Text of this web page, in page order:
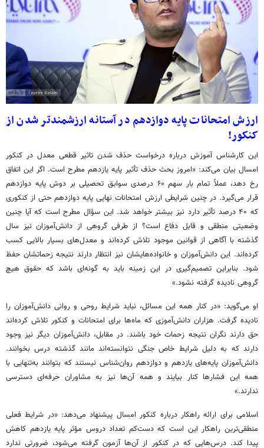
ارزش امتحانات پایه دوازدهم در آستانه ارزشمندتر شدن از
کنکور!
این کارشناس آموزش درباره درخواست حذف شدن تاثیر قطعی معدل در کنکور
امسال بیان می‌کند: «امروز بحث حذف تأثیر پایه یازدهم مطرح است. اگر این اتفاق
رخ دهد، عملاً تمام بار سهم ۶۰ درصدی سوابق تحصیلی بر دوش پایه دوازدهم
قرار می‌گیرد. در چنین شرایطی ارزش امتحانات نهایی پایه دوازدهم حتی از کنکوری
که ۴۰ درصد تأثیر دارد نیز بیشتر خواهد شد. این سؤال مطرح است که آیا چنین
وضعیتی منطقی و قابل دفاع است؟ از طرفی گروهی از دانش‌آموزان نیز سال
گذشته با آگاهی از قوانین موجود تلاش کرده‌اند و معدل‌های بسیار بالایی کسب
کرده‌اند. این دانش‌آموزان و خانواده‌هایشان نیز انتظار دارند نتیجه زحماتشان حفظ
شود. بنابراین تصمیم‌گیری در این زمینه باید به گونه‌ای باشد که حقوق هیچ
گروهی نادیده گرفته نشود.»
او می‌گوید: «در کنار همه این مسائل، نباید شرایط روحی و روانی دانش‌آموزان را
نادیده گرفت. هزاران دانش‌آموزی که ماه‌ها برای امتحانات و کنکور تلاش کرده‌اند
حق دارند نگران نتیجه زحمات خود باشند. در مقابل، دانش‌آموزان دیگر نیز وجود
دارند که به دلیل شرایط خاص جنگی نتوانسته‌اند مانند گذشته درس بخوانند.
دانش‌آموزان پایه‌های یازدهم و دوازدهم روان‌شناس نیستند که بتوانند به‌تنهایی با
همه این فشارها کنار بیایند و همه آن‌ها نیز به مشاوران حرفه‌ای دسترسی
ندارند.»
اسلامی برای ارائه راهکار درباره کنکور امسال پیشنهاد می‌دهد: «در شرایط فعلی
منطقی‌ترین راهکار این است که دست‌کم تعداد دروس مؤثر پایه یازدهم کاهش
پیدا کند. درس‌هایی که در کنکور از آن‌ها آزمون گرفته می‌شود، ضرورتی ندارد